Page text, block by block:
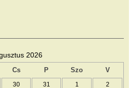
2026
Cs P Szo V
30 31 1 2